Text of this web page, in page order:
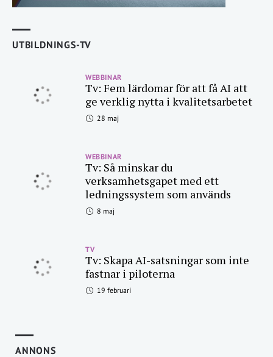
UTBILDNINGS-TV
WEBBINAR
Tv: Fem lärdomar för att få AI att
ge verklig nytta i kvalitetsarbetet
28 maj
WEBBINAR
Tv: Så minskar du
verksamhetsgapet med ett
ledningssystem som används
8 maj
TV
Tv: Skapa AI-satsningar som inte
fastnar i piloterna
19 februari
ANNONS